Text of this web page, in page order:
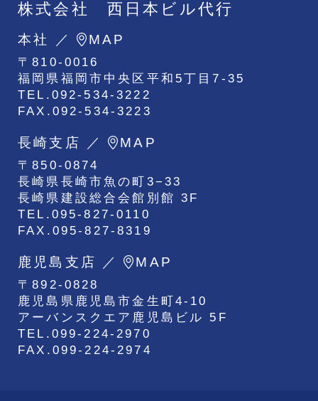
株式会社 西日本ビル代行
本社 ／ MAP
〒810-0016
福岡県福岡市中央区平和5丁目7-35
TEL.092-534-3222
FAX.092-534-3223
長崎支店 ／ MAP
〒850-0874
長崎県長崎市魚の町3−33
長崎県建設総合会館別館 3F
TEL.095-827-0110
FAX.095-827-8319
鹿児島支店 ／ MAP
〒892-0828
鹿児島県鹿児島市金生町4-10
アーバンスクエア鹿児島ビル 5F
TEL.099-224-2970
FAX.099-224-2974